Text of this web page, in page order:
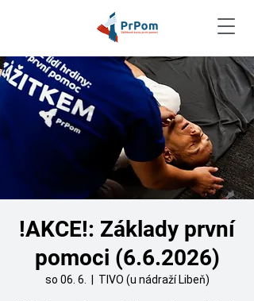
!AKCE!: Základy první
pomoci (6.6.2026)
so 06. 6. TIVO (u nádraží Libeň)